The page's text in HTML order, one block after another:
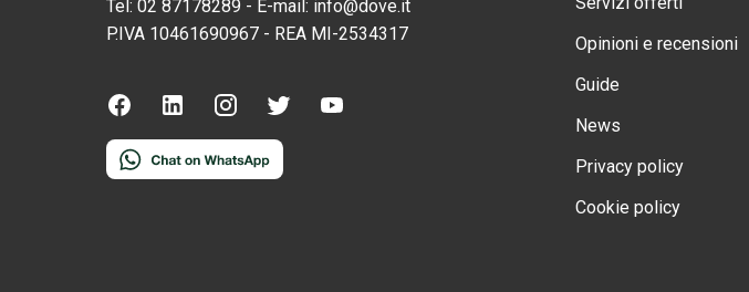
Tel: 02 87178289 - E-mail: info@dove.it
P.IVA 10461690967 - REA MI-2534317
Opinioni e recensioni
Guide
News
Privacy policy
Cookie policy